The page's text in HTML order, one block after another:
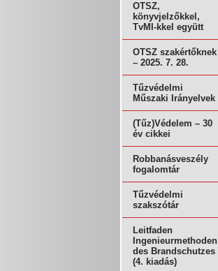
OTSZ,
könyvjelzőkkel,
TvMI-kkel együtt
OTSZ szakértőknek
– 2025. 7. 28.
Tűzvédelmi
Műszaki Irányelvek
(Tűz)Védelem – 30
év cikkei
Robbanásveszély
fogalomtár
Tűzvédelmi
szakszótár
Leitfaden
Ingenieurmethoden
des Brandschutzes
(4. kiadás)